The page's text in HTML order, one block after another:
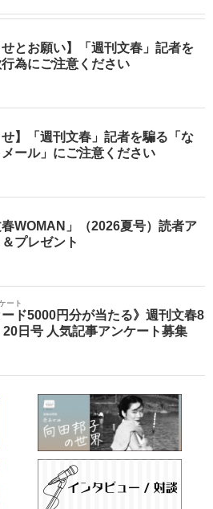
せとお願い】「週刊文春」記者を
為にご注意ください
せ】「週刊文春」記者を騙る「な
メール」にご注意ください
春WOMAN」（2026夏号）読者ア
プレゼント
ート
ード5000円分が当たる》週刊文春8
20日号 人気記事アンケート募集